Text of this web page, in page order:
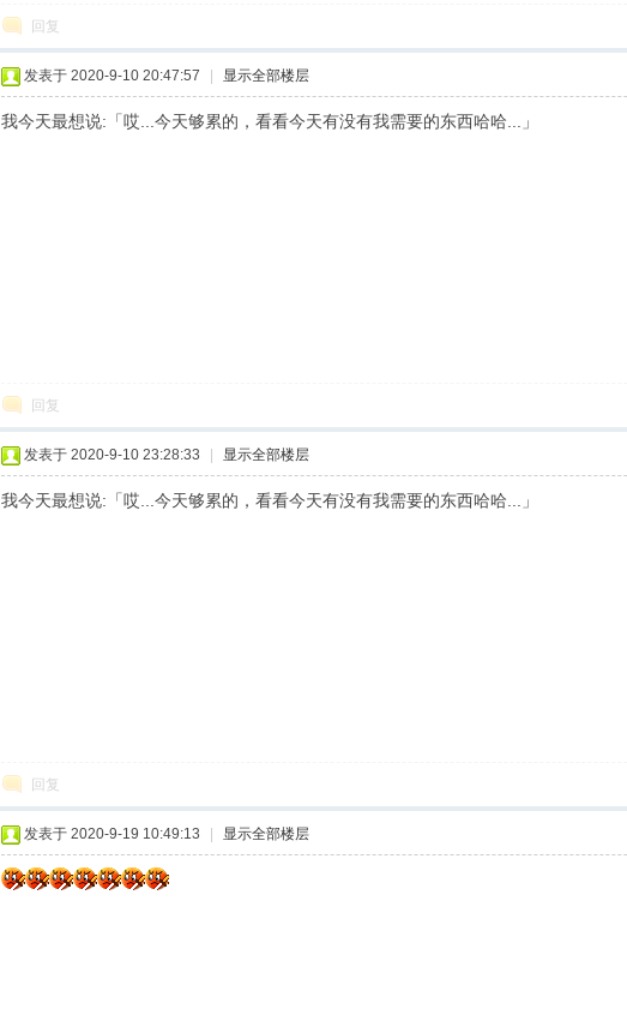
回复
发表于 2020-9-10 20:47:57 显示全部楼层
我今天最想说:「哎...今天够累的，看看今天有没有我需要的东西哈哈...」
回复
发表于 2020-9-10 23:28:33 显示全部楼层
我今天最想说:「哎...今天够累的，看看今天有没有我需要的东西哈哈...」
回复
发表于 2020-9-19 10:49:13 显示全部楼层